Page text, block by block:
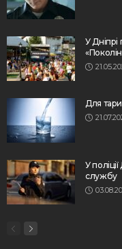
У
Для
У
службу